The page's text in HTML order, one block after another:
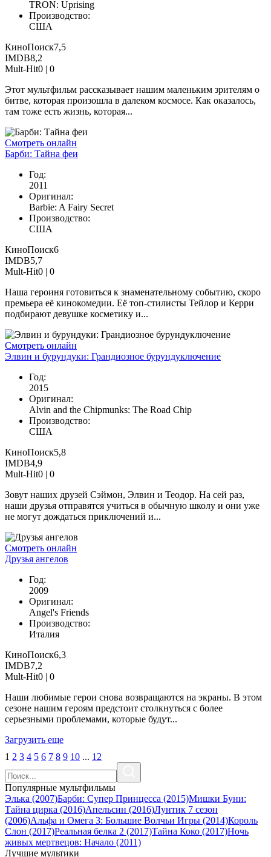
TRON: Uprising
Производство:
США
КиноПоиск7,5
IMDB8,2
Mult-Hit0 | 0
Этот мультфильм рассказывает нашим маленьким зрителям о
битве, которая произошла в далеком космосе. Как оказалось,
там тоже есть жизнь, которая...
Смотреть онлайн
Барби: Тайна феи
Год:
2011
Оригинал:
Barbie: A Fairy Secret
Производство:
США
КиноПоиск6
IMDB5,7
Mult-Hit0 | 0
Наша героиня готовиться к знаменательному событию, скоро
премьера её кинокомедии. Её топ-стилисты Тейлор и Керри
подбирают девушке косметику и...
Смотреть онлайн
Элвин и бурундуки: Грандиозное бурундуключение
Год:
2015
Оригинал:
Alvin and the Chipmunks: The Road Chip
Производство:
США
КиноПоиск5,8
IMDB4,9
Mult-Hit0 | 0
Зовут наших друзей Сэймон, Элвин и Теодор. На сей раз,
наши друзья отправятся учиться в обычную школу и они уже
не могут дождаться приключений и...
Смотреть онлайн
Друзья ангелов
Год:
2009
Оригинал:
Angel's Friends
Производство:
Италия
КиноПоиск6,3
IMDB7,2
Mult-Hit0 | 0
Наши любимые герои снова возвращаются на экраны. В этом
сезоне нашим героям предстоит столкнуться с более
серьезными проблемами, которые будут...
Загрузить еще
1 2 3 4 5 6 7 8 9 10 ... 12
Популярные мультфильмы
Элька (2007)Барби: Супер Принцесса (2015)Мишки Буни:
Тайна цирка (2016)Апельсин (2016)Лунтик 7 сезон
(2006)Альфа и Омега 3: Большие Волчьи Игры (2014)Король
Слон (2017)Реальная белка 2 (2017)Тайна Коко (2017)Ночь
живых мертвецов: Начало (2011)
Лучшие мультики